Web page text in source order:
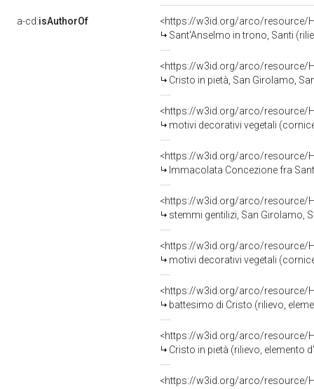
a-cd:isAuthorOf
<https://w3id.org/arco/resource/
Sant'Anselmo in trono, Santi
<https://w3id.org/arco/resource/
Cristo in pietà, San Girolamo,
<https://w3id.org/arco/resource/
motivi decorativi vegetali
<https://w3id.org/arco/resource/
Immacolata Concezione fra
<https://w3id.org/arco/resource/
stemmi gentilizi, San Girolamo, San Francesco
<https://w3id.org/arco/resource/
motivi decorativi vegetali
<https://w3id.org/arco/resource/
battesimo di Cristo (rilievo,
<https://w3id.org/arco/resource/
Cristo in pietà (rilievo, elemento
<https://w3id.org/arco/resource/